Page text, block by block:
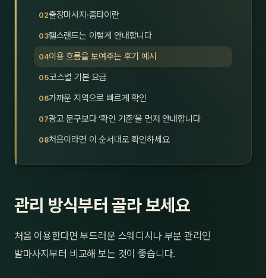
출장마사지·홈타이란
헬스랜드는 이렇게 안내합니다
이용 흐름을 보여주는 후기 예시
코스별 기본 요금
가까운 지역으로 빠르게 확인
광고 문구보다 ‘확인 기준’을 먼저 안내합니다
처음이라면 이 순서대로 확인하세요
관리 방식부터 골라 보세요
처음 이용한다면 부드러운 스웨디시나 부분 관리인
발마사지부터 비교해 보는 것이 좋습니다.